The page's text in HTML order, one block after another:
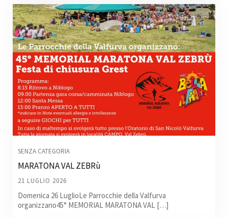
SENZA CATEGORIA
MARATONA VAL ZEBRù
21 LUGLIO 2026
Domenica 26 LuglioLe Parrocchie della Valfurva
organizzano45° MEMORIAL MARATONA VAL […]